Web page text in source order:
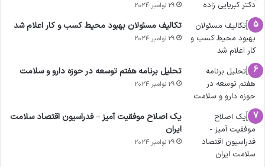
29 نوامبر 2024
تکالیف مسئولان بهبود محیط کسب و کار اعلام شد
29 نوامبر 2024
تحلیل برنامه هفتم توسعه در حوزه دارو و سلامت
29 نوامبر 2024
یک اصلاح موفقیت آمیز – فدراسیون اقتصاد سلامت
ایران
29 نوامبر 2024